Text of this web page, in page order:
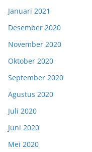
Januari 2021
Desember 2020
November 2020
Oktober 2020
September 2020
Agustus 2020
Juli 2020
Juni 2020
Mei 2020